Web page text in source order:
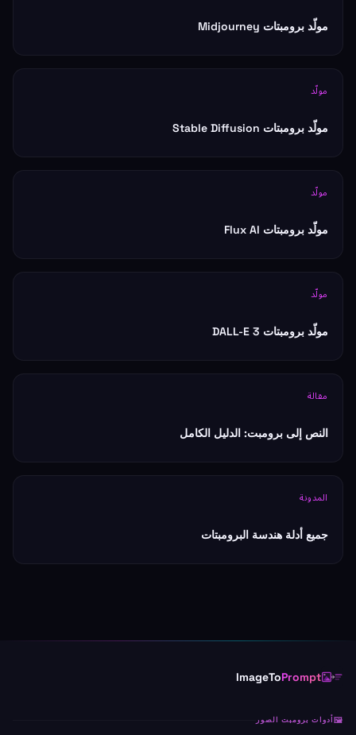
مولّد برومبتات Midjourney
مولّد
مولّد برومبتات Stable Diffusion
مولّد
مولّد برومبتات Flux AI
مولّد
مولّد برومبتات DALL-E 3
مقالة
النص إلى برومبت: الدليل الكامل
المدونة
جميع أدلة هندسة البرومبتات
ImageToPrompt
أدوات برومبت الصور